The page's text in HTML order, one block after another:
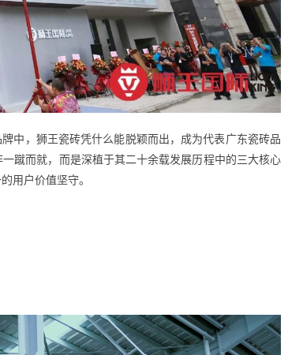
牌中，狮王瓷砖凭什么能脱颖而出，成为代表广东瓷砖品
蹴而就，而是深植于其二十余载发展历程中的三大核心
用户价值坚守。